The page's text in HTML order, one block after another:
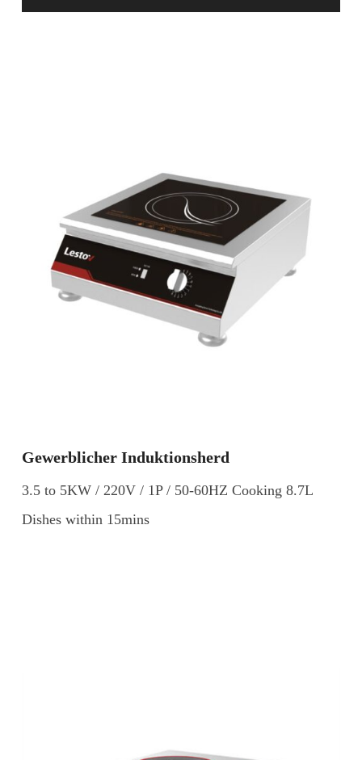
Gewerblicher Induktionsherd
3.5 to 5KW / 220V / 1P / 50-60HZ Cooking 8.7L
Dishes within 15mins